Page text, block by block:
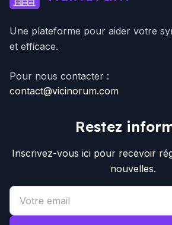
Une plateforme pour aider votre
et efficace.
Pour nous contacter :
contact@vicinorum.com
Restez
Inscrivez-vous ici pour recevoir
nouvelles.
Email address